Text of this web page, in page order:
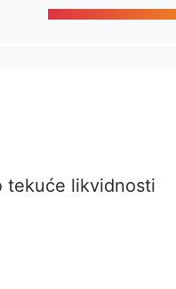
tekuće likvidnosti